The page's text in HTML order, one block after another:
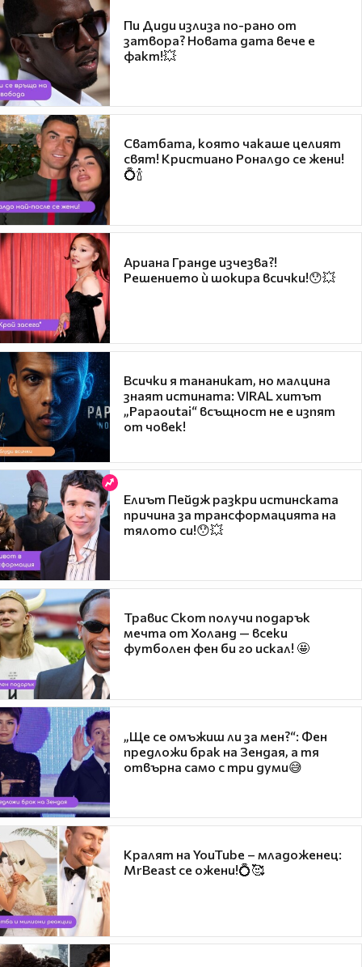
Пи Диди излиза по-рано от
затвора? Новата дата вече е
факт!💥
Сватбата, която чакаше целият
свят! Кристиано Роналдо се жени!
💍🍾
Ариана Гранде изчезва?!
Решението ѝ шокира всички!😯💥
Всички я тананикат, но малцина
знаят истината: VIRAL хитът
„Papaoutai“ всъщност не е изпят
от човек!
Елиът Пейдж разкри истинската
причина за трансформацията на
тялото си!😯💥
Травис Скот получи подарък
мечта от Холанд — всеки
футболен фен би го искал! 🤩
„Ще се омъжиш ли за мен?“: Фен
предложи брак на Зендая, а тя
отвърна само с три думи😅
Кралят на YouTube – младоженец:
MrBeast се ожени!💍🥰